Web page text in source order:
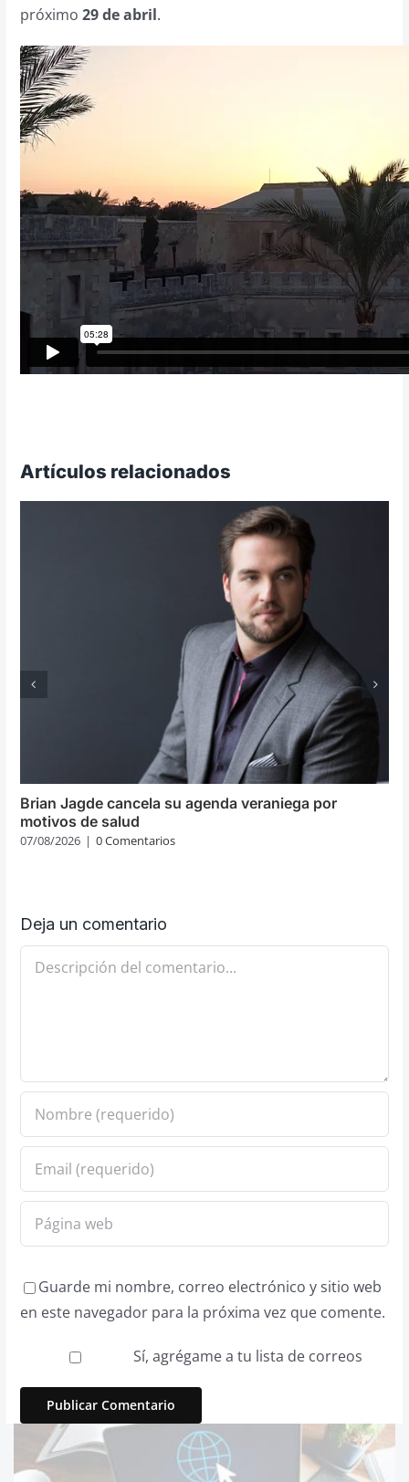
próximo 29 de abril.
Artículos relacionados
Brian Jagde cancela su agenda veraniega por
motivos de salud
07/08/2026 | 0 Comentarios
Deja un comentario
Comentario
Guarde mi nombre, correo electrónico y sitio web
en este navegador para la próxima vez que comente.
Sí, agrégame a tu lista de correos